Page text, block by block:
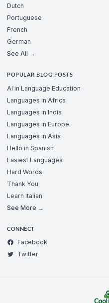
Dutch
Portuguese
French
German
See All →
POPULAR BLOG POSTS
AI in Language Education
Languages in Africa
Languages in India
Languages in Europe
Languages in Asia
Hello in Spanish
Easiest Languages
Hard Words
Thank You
Learn Italian
See More →
CONNECT
Facebook
Twitter